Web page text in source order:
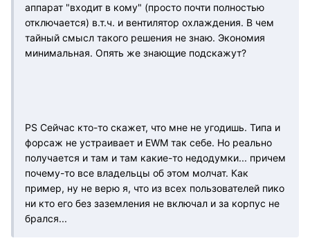
аппарат "входит в кому" (просто почти полностью
отключается) в.т.ч. и вентилятор охлаждения. В чем
тайный смысл такого решения не знаю. Экономия
минимальная. Опять же знающие подскажут?
PS Сейчас кто-то скажет, что мне не угодишь. Типа и
форсаж не устраивает и EWM так себе. Но реально
получается и там и там какие-то недодумки... причем
почему-то все владельцы об этом молчат. Как
пример, ну не верю я, что из всех пользователей пико
ни кто его без заземления не включал и за корпус не
брался...